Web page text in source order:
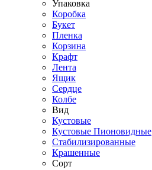
Упаковка
Коробка
Букет
Пленка
Корзина
Крафт
Лента
Ящик
Сердце
Колбе
Вид
Кустовые
Кустовые Пионовидные
Стабилизированные
Крашенные
Сорт